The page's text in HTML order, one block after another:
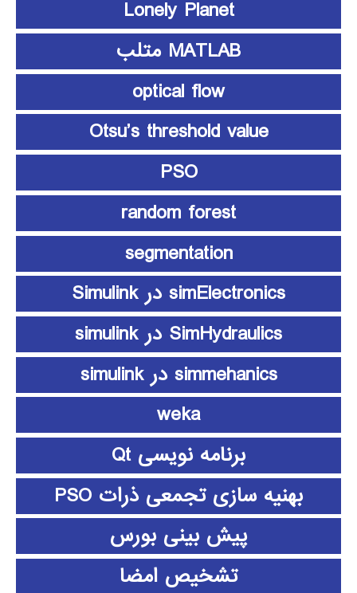
Lonely Planet
MATLAB متلب
optical flow
Otsu’s threshold value
PSO
random forest
segmentation
simElectronics در Simulink
SimHydraulics در simulink
simmehanics در simulink
weka
برنامه نویسی Qt
بهنیه سازی تجمعی ذرات PSO
پیش بینی بورس
تشخیص امضا